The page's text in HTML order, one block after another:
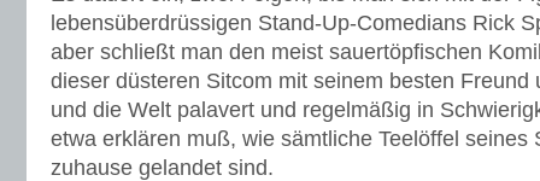
lebensüberdrüssigen Stand-Up-Comedians Rick
aber schließt man den meist sauertöpfischen
dieser düsteren Sitcom mit seinem besten Freund
und die Welt palavert und regelmäßig in
etwa erklären muß, wie sämtliche Teelöffel seines
zuhause gelandet sind.